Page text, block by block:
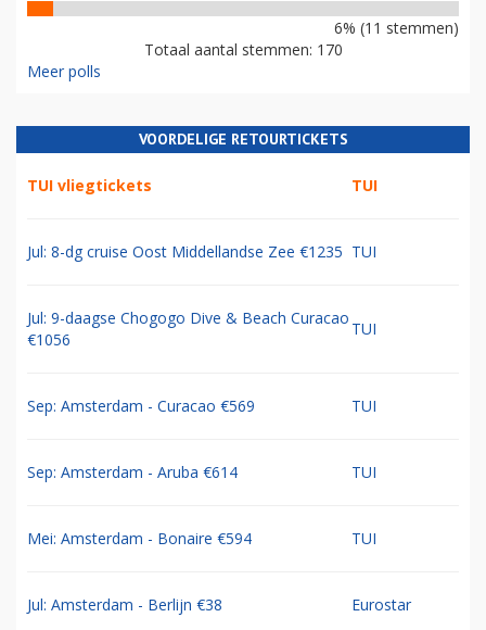
6% (11 stemmen)
Totaal aantal stemmen: 170
Meer polls
VOORDELIGE RETOURTICKETS
TUI vliegtickets TUI
Jul: 8-dg cruise Oost Middellandse Zee €1235 TUI
Jul: 9-daagse Chogogo Dive & Beach Curacao
€1056
TUI
Sep: Amsterdam - Curacao €569 TUI
Sep: Amsterdam - Aruba €614 TUI
Mei: Amsterdam - Bonaire €594 TUI
Jul: Amsterdam - Berlijn €38 Eurostar